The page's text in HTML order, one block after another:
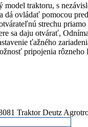
model traktoru, s
dá ovládať pomocou
strechu
sa daju otvárať,
ťažného
pripojenia rôzneho
Traktor Deutz